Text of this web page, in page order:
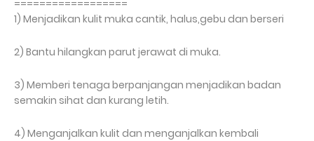
==================
1) Menjadikan kulit muka cantik, halus,gebu dan berseri
2) Bantu hilangkan parut jerawat di muka.
3) Memberi tenaga berpanjangan menjadikan badan
semakin sihat dan kurang letih.
4) Menganjalkan kulit dan menganjalkan kembali